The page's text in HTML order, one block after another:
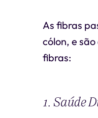
As fibras
cólon, e
fibras:
1. Saúde